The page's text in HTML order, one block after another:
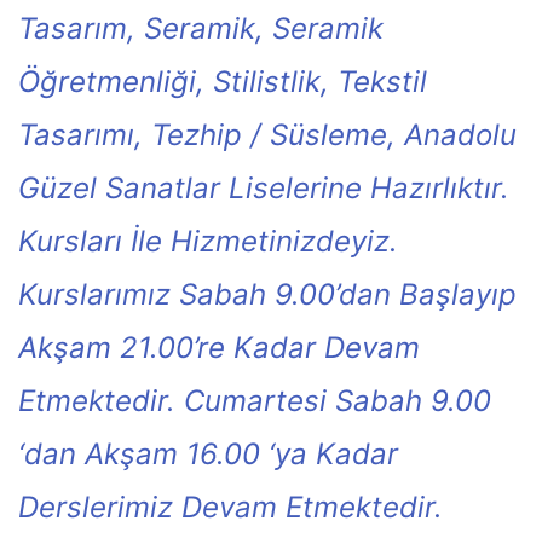
Tasarım, Seramik, Seramik
Öğretmenliği, Stilistlik, Tekstil
Tasarımı, Tezhip / Süsleme, Anadolu
Güzel Sanatlar Liselerine Hazırlıktır.
Kursları İle Hizmetinizdeyiz.
Kurslarımız Sabah 9.00’dan Başlayıp
Akşam 21.00’re Kadar Devam
Etmektedir. Cumartesi Sabah 9.00
‘dan Akşam 16.00 ‘ya Kadar
Derslerimiz Devam Etmektedir.